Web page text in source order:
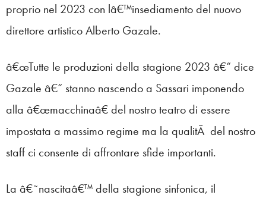
proprio nel 2023 con lâ€™insediamento del nuovo
direttore artistico Alberto Gazale.
â€œTutte le produzioni della stagione 2023 â€“ dice
Gazale â€“ stanno nascendo a Sassari imponendo
alla â€œmacchinaâ€ del nostro teatro di essere
impostata a massimo regime ma la qualitÃ del nostro
staff ci consente di affrontare sfide importanti.
La â€˜nascitaâ€™ della stagione sinfonica, il